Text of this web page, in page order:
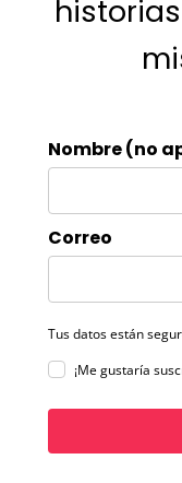
Nombre (no
Correo
Tus datos están
¡Me gustaría